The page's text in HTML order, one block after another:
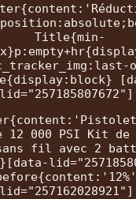
Title{min-
12 000 PSI Kit
fil avec 2